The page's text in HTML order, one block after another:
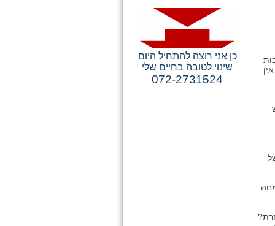
כן אני רוצה להתחיל היום
שינוי לטובה בחיים שלי
072-2731524